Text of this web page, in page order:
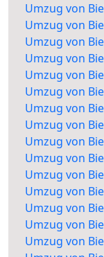
Umzug von
Umzug von
Umzug von
Umzug von
Umzug von
Umzug von
Umzug von
Umzug von
Umzug von
Umzug von
Umzug von
Umzug von
Umzug von
Umzug von
Umzug von